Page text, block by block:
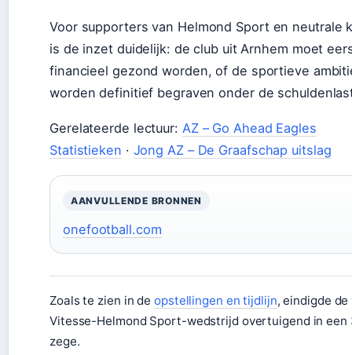
Voor supporters van Helmond Sport en neutrale
is de inzet duidelijk: de club uit Arnhem moet
financieel gezond worden, of de sportieve
worden definitief begraven onder de
Gerelateerde lectuur: AZ – Go Ahead Eagles
Statistieken · Jong AZ – De Graafschap uitslag
AANVULLENDE BRONNEN
onefootball.com
Zoals te zien in deopstellingen en tijdlijn, eindigde
Vitesse-Helmond Sport-wedstrijd overtuigend in een
zege.